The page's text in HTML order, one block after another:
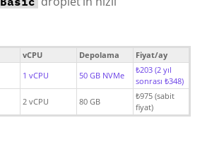
vCPU Depolama
Fiyat/ay
1 vCPU 50 GB NVMe
₺203 (2 yıl
sonrası ₺348)
2 vCPU 80 GB
₺975 (sabit
fiyat)